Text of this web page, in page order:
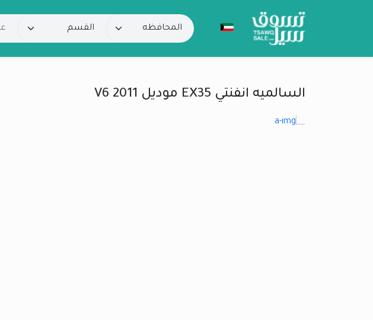
السالميه انفنتي EX35 موديل 2011 V6